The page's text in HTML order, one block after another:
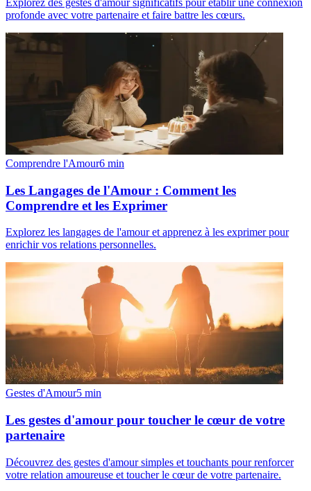
Explorez des gestes d'amour significatifs pour établir une connexion
profonde avec votre partenaire et faire battre les cœurs.
Comprendre l'Amour6 min
Les Langages de l'Amour : Comment les
Comprendre et les Exprimer
Explorez les langages de l'amour et apprenez à les exprimer pour
enrichir vos relations personnelles.
Gestes d'Amour5 min
Les gestes d'amour pour toucher le cœur de votre
partenaire
Découvrez des gestes d'amour simples et touchants pour renforcer
votre relation amoureuse et toucher le cœur de votre partenaire.